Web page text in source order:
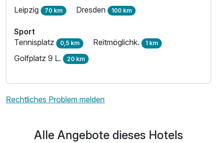
Leipzig 70 km Dresden 100 km
Sport
Tennisplatz 0,5 km Reitmöglichk. 1 km
Golfplatz 9 L. 20 km
Rechtliches Problem melden
Alle Angebote dieses Hotels